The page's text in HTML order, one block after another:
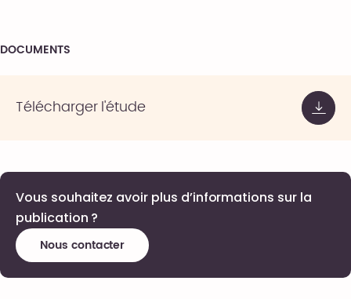
DOCUMENTS
Télécharger l'étude
Vous souhaitez avoir plus d’informations sur la
publication ?
Nous contacter